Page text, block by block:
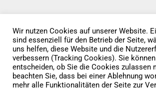
Datenschutz AGB
Vertrag widerrufen
Wir nutzen Cookies auf unserer Website.
sind essenziell für den Betrieb der Seite,
uns helfen, diese Website und die
verbessern (Tracking Cookies). Sie
entscheiden, ob Sie die Cookies zulassen
beachten Sie, dass bei einer Ablehnung
mehr alle Funktionalitäten der Seite zur